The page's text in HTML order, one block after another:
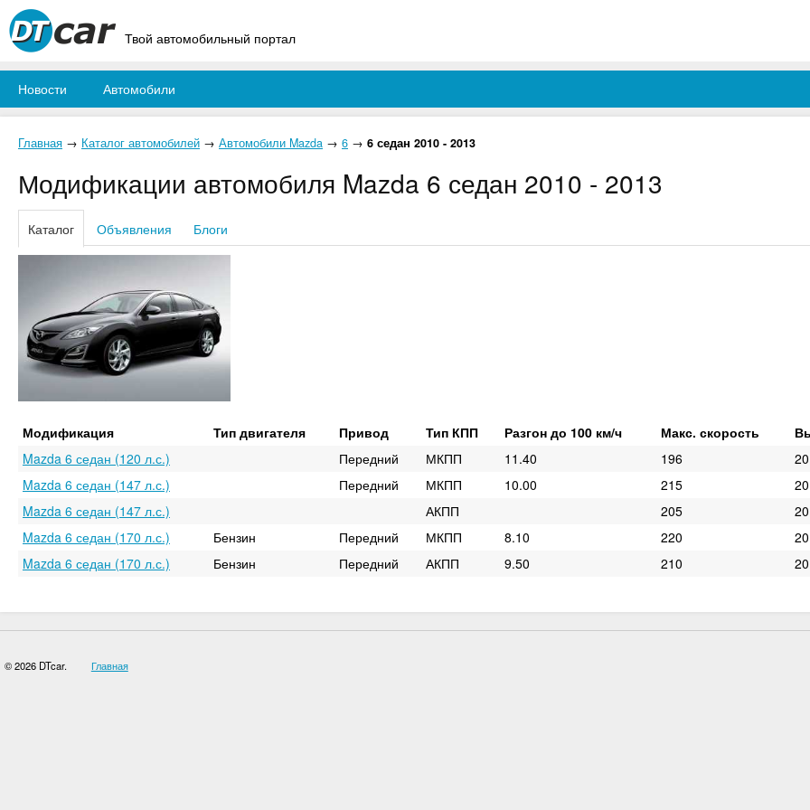
Твой автомобильный портал
Новости Автомобили
Главная → Каталог автомобилей → Автомобили Mazda → 6 → 6 седан 2010 - 2013
Модификации автомобиля Mazda 6 седан 2010 - 2013
Каталог Объявления Блоги
Модификация Тип двигателя Привод Тип КПП Разгон до 100 км/ч Макс. скорость
Mazda 6 седан (120 л.с.)
Передний МКПП 11.40 196
Mazda 6 седан (147 л.с.)
Передний МКПП 10.00 215
Mazda 6 седан (147 л.с.)
АКПП 205
Mazda 6 седан (170 л.с.)
Бензин Передний МКПП 8.10 220
Mazda 6 седан (170 л.с.)
Бензин Передний АКПП 9.50 210
© 2026 DTcar. Главная